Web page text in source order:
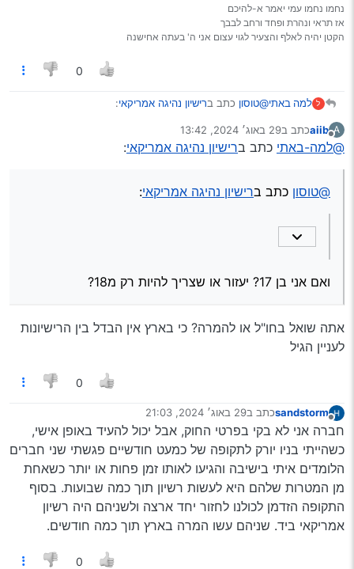
צריך להיות בחול חצי שנה
חבר אחר עשה אחרי שנתיים שהיה לו רשיון צרפתי
והיה צריך רק תאוריה וטסט
נחמו נחמו עמי יאמר א-להיכם
אז תראי ונהרת ופחד ורחב לבבך
הקטן יהיה לאלף והצעיר לגוי עצום אני ה' בעתה אחישנה
0
ל למה באתי@טוסון כתב ברישיון נהיגה אמריקאי:
@למה-באתיכתב ברישיון נהיגה אמריקאי
@aiib
כן.
אני לא מדבר עכשיו על ההמרה אני מדבר
Spoiler
והיה צריך רק תאוריה וטסט
משום מה הגדירו אותו כ’נהג חדש’
A
מנותק
aiibכתב ב29 באוג׳ 2024, 13:42
נערך לאחרונה על ידי
@למה-באתי כתב ברישיון נהיגה אמריקאי:
@טוסון כתב ברישיון נהיגה אמריקאי:
ואם אני בן 17? יעזור או שצריך להיות רק מ18?
אתה שואל בחו"ל או להמרה? כי בארץ אין הבדל בין הרישיונות
לעניין הגיל
0
sandstormכתב ב29 באוג׳ 2024, 21:03
נערך לאחרונה על ידי
חברה אני לא בקי בפרטי החוק, אבל יכול להעיד באופן אישי,
כשהייתי בניו יורק לתקופה של כמעט חודשיים פגשתי שני חברים
הלומדים איתי בישיבה והגיעו לאותו זמן פחות או יותר כשאחת
מן המטרות שלהם היא לעשות רשיון תוך כמה שבועות. בסוף
התקופה הזדמן לכולנו לחזור יחד ארצה ולשניהם היה רשיון
אמריקאי ביד. שניהם עשו המרה בארץ תוך כמה חודשים.
0